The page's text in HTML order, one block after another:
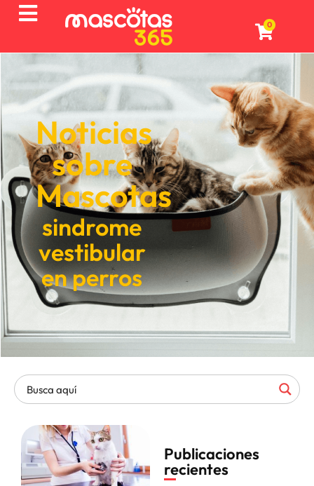
0
Noticias
sobre
Mascotas
sindrome
vestibular
en perros
Publicaciones
recientes